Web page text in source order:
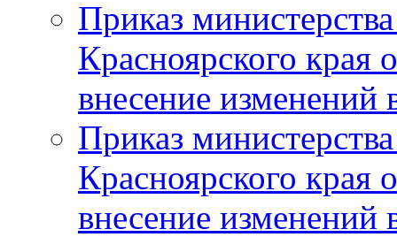
Приказ
Красноярского
внесение изменений
Приказ
Красноярского
внесение изменений